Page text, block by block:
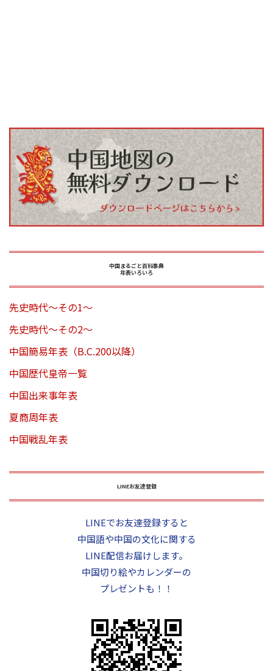
中国まるごと百科事典
年表いろいろ
先史時代～その1～
先史時代～その2～
中国簡易年表（B.C.200以降）
中国歴代皇帝一覧
中国出来事年表
夏商周年表
中国戦乱年表
LINEお友達登録
LINEでお友達登録すると
中国語や中国の文化に関する
LINE配信お届けします。
中国切り絵やカレンダーの
プレゼントも！！